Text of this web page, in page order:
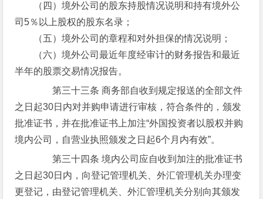
（四）境外公司的股东持股情况说明和持有境外公
司5％以上股权的股东名录；
（五）境外公司的章程和对外担保的情况说明；
（六）境外公司最近年度经审计的财务报告和最近
半年的股票交易情况报告。
第三十三条 商务部自收到规定报送的全部文件
之日起30日内对并购申请进行审核，符合条件的，颁发
批准证书，并在批准证书上加注“外国投资者以股权并购
境内公司，自营业执照颁发之日起6个月内有效”。
第三十四条 境内公司应自收到加注的批准证书
之日起30日内，向登记管理机关、外汇管理机关办理变
更登记，由登记管理机关、外汇管理机关分别向其颁发